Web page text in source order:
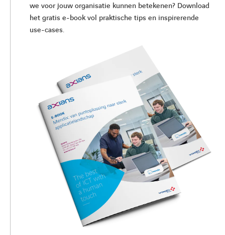
we voor jouw organisatie kunnen betekenen? Download
het gratis e-book vol praktische tips en inspirerende
use-cases.